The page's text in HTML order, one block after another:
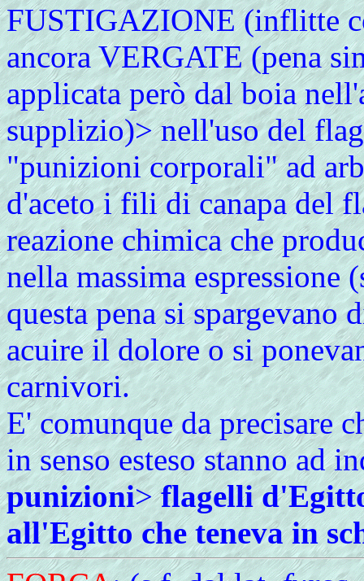
FUSTIGAZIONE (inflitte
ancora VERGATE (pena
applicata però dal boia
supplizio)> nell'uso del
"punizioni corporali" ad
d'aceto i fili di canapa del
reazione chimica che
nella massima espressione
questa pena si
acuire il dolore o si
carnivori.
E' comunque da precisare
in senso esteso stanno ad
punizioni>flagelli
all'Egitto che teneva in